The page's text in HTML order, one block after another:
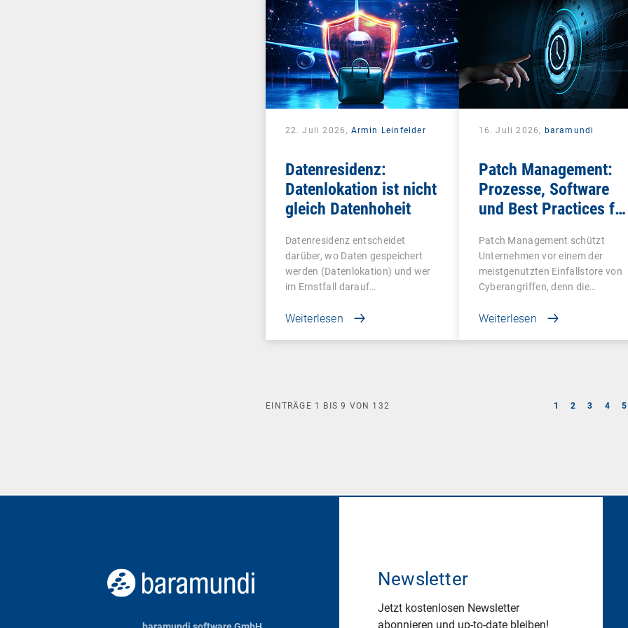
22. Juli 2026, Armin Leinfelder
Datenresidenz:
Datenlokation ist nicht
gleich Datenhoheit
Datenresidenz entscheidet
darüber, wo Daten gespeichert
werden (Datenlokation) und wer
im Ernstfall darauf…
Weiterlesen
16. Juli 2026, baramundi
Patch Management:
Prozesse, Software
und Best Practices für
Patch Management schützt
Unternehmen vor einem der
meistgenutzten Einfallstore von
Cyberangriffen, denn die…
Weiterlesen
1 2 3 4 5
EINTRÄGE 1 BIS9 VON 132
Newsletter
Jetzt kostenlosen Newsletter
abonnieren und up-to-date bleiben!